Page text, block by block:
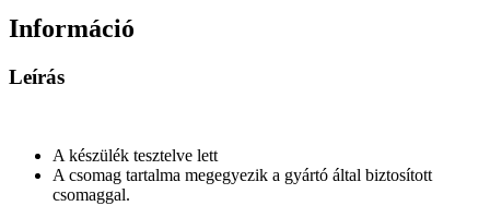
Információ
Leírás
A készülék tesztelve lett
A csomag tartalma megegyezik a gyártó által biztosított
csomaggal.